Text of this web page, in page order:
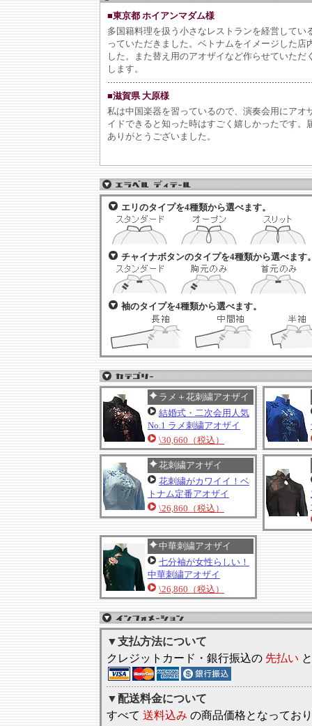
■東京都 ホイアンマダム様
多国籍料理を扱う小さなレストランを経営して
っていただきました。ベトナムをイメージした
した。また替え用のアオザイなど作らせていた
します。
■滋賀県 大原様
私は中国楽器を習っているので、演奏会用にア
イドできると知った時はすごく嬉しかったです
ありがとうございました。
エリのタイプを4種類から選べます。
チャイナボタンのタイプを4種類から選べます
袖のタイプを4種類から選べます。
ラメ＋花刺繍アオザイ
結婚式・二次会用人気
No.1 ラメ刺繍アオザイ
\30,660（税込）
花刺繍アオザイ
花刺繍がカワイイ！ベ
トナム定番アオザイ
\26,860（税込）
中華刺繍アオザイ
七分袖が女性らしい！
中華刺繍アオザイ
\26,860（税込）
▼支払方法について
クレジットカード・銀行振込の 先払い
▼配送料金について
すべて 送料込み の商品価格となってお